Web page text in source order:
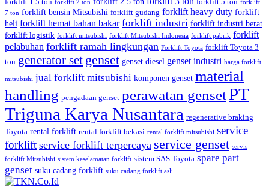
forklift 1.5 ton forklift 2 ton forklift 5 ton forklift
7 ton forklift bensin Mitsubishi forklift gudang forklift heavy duty forklift
heli forklift hemat bahan bakar forklift industri forklift industri berat
forklift logistik forklift mitsubishi forklift Mitsubishi Indonesia forklift pabrik forklift
pelabuhan forklift ramah lingkungan Forklift Toyota forklift Toyota 3
ton generator set genset genset diesel genset industri harga forklift
mitsubishi jual forklift mitsubishi komponen genset material
handling pengadaan genset perawatan gensetPT
Triguna Karya Nusantara regenerative braking
Toyota rental forklift rental forklift bekasi rental forklift mitsubishi service
forklift service forklift terpercaya service genset servis
forklift Mitsubishi sistem keselamatan forklift sistem SAS Toyota spare part
genset suku cadang forklift suku cadang forklift asli